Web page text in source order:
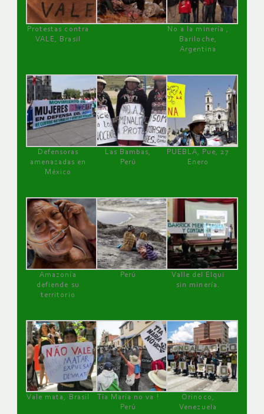
Protestas contra
VALE, Brasil
No a la minería ,
Bariloche,
Argentina
Defensoras
amenazadas en
México
Las Bambas,
Perú
PUEBLA, Pue, 27
Enero
Amazonía
defiende su
territorio
Perú
Valle del Elqui
sin minería.
Vale mata, Brasil
Tía María no va !
Perú
Orinoco,
Venezuela